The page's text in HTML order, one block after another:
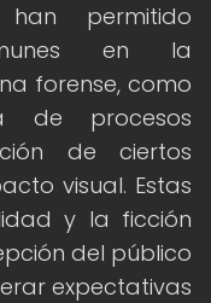
permitido
en la
forense, como
de procesos
de ciertos
visual. Estas
y la ficción
del público
expectativas